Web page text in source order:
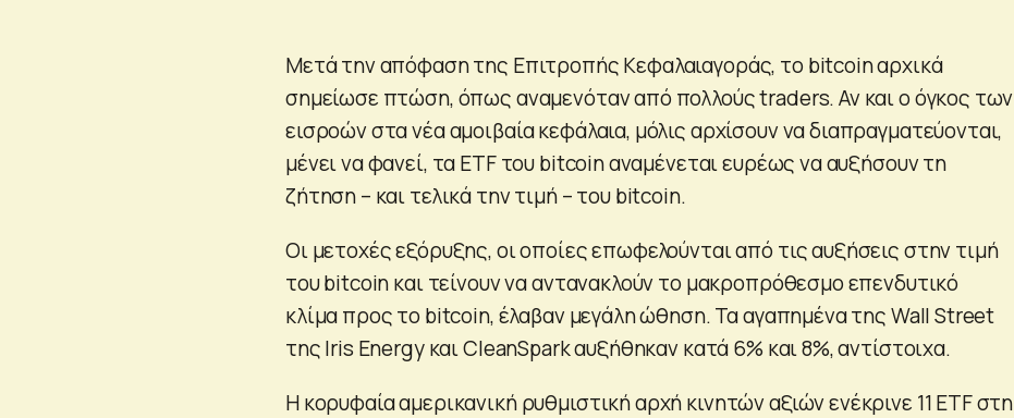
Μετά την απόφαση της Επιτροπής Κεφαλαιαγοράς, το bitcoin αρχικά
σημείωσε πτώση, όπως αναμενόταν από πολλούς traders. Αν και ο όγκος των
εισροών στα νέα αμοιβαία κεφάλαια, μόλις αρχίσουν να διαπραγματεύονται,
μένει να φανεί, τα ETF του bitcoin αναμένεται ευρέως να αυξήσουν τη
ζήτηση – και τελικά την τιμή – του bitcoin.
Οι μετοχές εξόρυξης, οι οποίες επωφελούνται από τις αυξήσεις στην τιμή
του bitcoin και τείνουν να αντανακλούν το μακροπρόθεσμο επενδυτικό
κλίμα προς το bitcoin, έλαβαν μεγάλη ώθηση. Τα αγαπημένα της Wall Street
της Iris Energy και CleanSpark αυξήθηκαν κατά 6% και 8%, αντίστοιχα.
Η κορυφαία αμερικανική ρυθμιστική αρχή κινητών αξιών ενέκρινε 11 ETF στη